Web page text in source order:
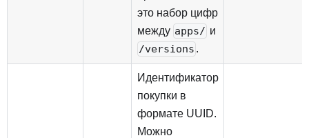
это набор цифр
между apps/ и
/versions .
Идентификатор
покупки в
формате UUID.
Можно